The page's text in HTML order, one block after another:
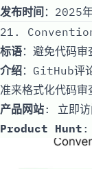
发布时间 ：2025
21.
标语：避免代码
介绍：GitHub评
准来格式化代码审
产品网站: 立即
Product Hunt :